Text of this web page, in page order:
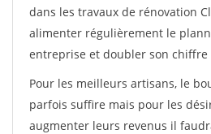
dans les travaux de rénovation
alimenter régulièrement le
entreprise et doubler son chiffre
Pour les meilleurs artisans, le
parfois suffire mais pour les
augmenter leurs revenus il